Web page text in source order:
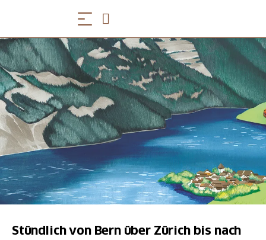
Stündlich von Bern über Zürich bis nach